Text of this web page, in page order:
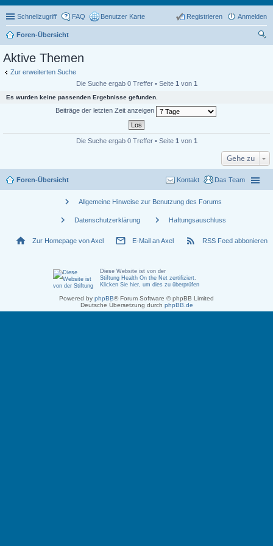
Schnellzugriff FAQ Benutzer Karte Anmelden
Registrieren
Foren-Übersicht
Aktive Themen
Zur erweiterten Suche
Die Suche ergab 0 Treffer • Seite 1 von 1
Es wurden keine passenden Ergebnisse gefunden.
Beiträge der letzten Zeit anzeigen
Die Suche ergab 0 Treffer • Seite 1 von 1
Gehe zu
Foren-Übersicht Das Team
Kontakt
chevron_right Allgemeine Hinweise zur Benutzung des Forums
chevron_right Datenschutzerklärung chevron_right Haftungsauschluss
home Zur Homepage von Axel mail_outline E-Mail an Axel rss_feed RSS Feed abbonieren
Diese Website ist von der
Stiftung Health On the Net zertifiziert
Klicken Sie hier, um dies zu überprüfen
Powered by phpBB® Forum Software © phpBB Limited
Deutsche Übersetzung durch phpBB.de